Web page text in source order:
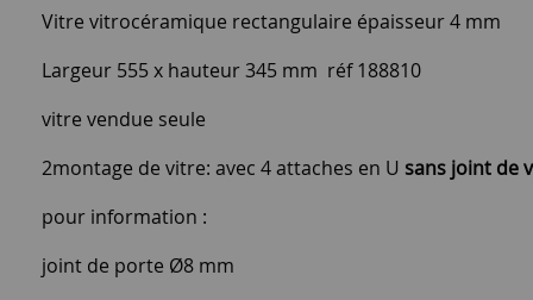
Vitre vitrocéramique rectangulaire épaisseur 4 mm
Largeur 555 x hauteur 345 mm réf 188810
vitre vendue seule
2montage de vitre: avec 4 attaches en U sans joint de
pour information :
joint de porte Ø8 mm